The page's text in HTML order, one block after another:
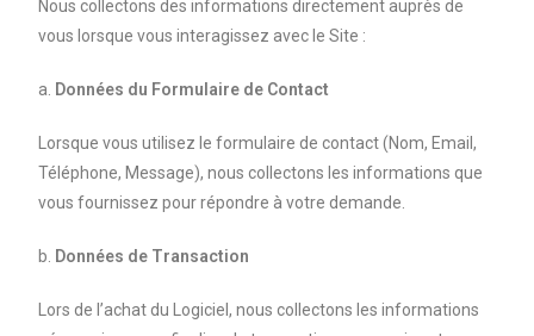
Nous collectons des informations directement auprès de
vous lorsque vous interagissez avec le Site :
a. Données du Formulaire de Contact
Lorsque vous utilisez le formulaire de contact (Nom, Email,
Téléphone, Message), nous collectons les informations que
vous fournissez pour répondre à votre demande.
b. Données de Transaction
Lors de l’achat du Logiciel, nous collectons les informations